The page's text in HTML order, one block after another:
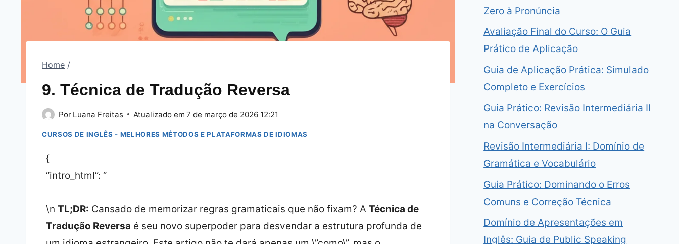
Home /
9. Técnica de Tradução Reversa
Por Luana Freitas Atualizado em 7 de março de 2026 12:21
CURSOS DE INGLÊS - MELHORES MÉTODOS E PLATAFORMAS DE IDIOMAS
{
“intro_html”: “
\n TL;DR: Cansado de memorizar regras gramaticais que não fixam? A Técnica de
Tradução Reversa é seu novo superpoder para desvendar a estrutura profunda de
Zero à Pronúncia
Avaliação Final do Curso: O Guia
Prático de Aplicação
Guia de Aplicação Prática: Simulado
Completo e Exercícios
Guia Prático: Revisão Intermediária II
na Conversação
Revisão Intermediária I: Domínio de
Gramática e Vocabulário
Guia Prático: Dominando o Erros
Comuns e Correção Técnica
Domínio de Apresentações em
Inglês: Guia de Public Speaking